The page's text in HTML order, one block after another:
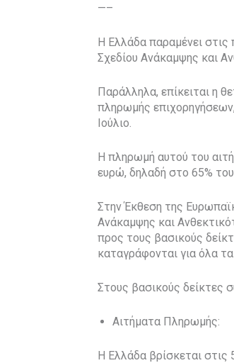
—–
Η Ελλάδα παραμένει
Σχεδίου Ανάκαμψης και
Παράλληλα, επίκειται η
πληρωμής
Ιούλιο.
Η πληρωμή αυτού του
ευρώ, δηλαδή στο 65%
Στην Έκθεση της
Ανάκαμψης και
προς τους βασικούς
καταγράφονται για όλα
Στους βασικούς δείκτες
Αιτήματα Πληρωμής:
Η Ελλάδα βρίσκεται